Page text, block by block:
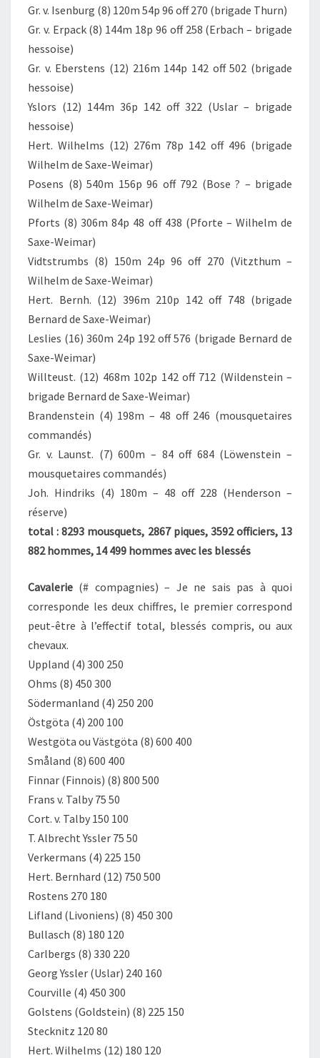
Gr. v. Isenburg (8) 120m 54p 96 off 270 (brigade Thurn)
Gr. v. Erpack (8) 144m 18p 96 off 258 (Erbach – brigade
hessoise)
Gr. v. Eberstens (12) 216m 144p 142 off 502 (brigade
hessoise)
Yslors (12) 144m 36p 142 off 322 (Uslar – brigade
hessoise)
Hert. Wilhelms (12) 276m 78p 142 off 496 (brigade
Wilhelm de Saxe-Weimar)
Posens (8) 540m 156p 96 off 792 (Bose ? – brigade
Wilhelm de Saxe-Weimar)
Pforts (8) 306m 84p 48 off 438 (Pforte – Wilhelm de
Saxe-Weimar)
Vidtstrumbs (8) 150m 24p 96 off 270 (Vitzthum –
Wilhelm de Saxe-Weimar)
Hert. Bernh. (12) 396m 210p 142 off 748 (brigade
Bernard de Saxe-Weimar)
Leslies (16) 360m 24p 192 off 576 (brigade Bernard de
Saxe-Weimar)
Willteust. (12) 468m 102p 142 off 712 (Wildenstein –
brigade Bernard de Saxe-Weimar)
Brandenstein (4) 198m – 48 off 246 (mousquetaires
commandés)
Gr. v. Launst. (7) 600m – 84 off 684 (Löwenstein –
mousquetaires commandés)
Joh. Hindriks (4) 180m – 48 off 228 (Henderson –
réserve)
total : 8293 mousquets, 2867 piques, 3592 officiers, 13
882 hommes, 14 499 hommes avec les blessés
Cavalerie (# compagnies) – Je ne sais pas à quoi
corresponde les deux chiffres, le premier correspond
peut-être à l’effectif total, blessés compris, ou aux
chevaux.
Uppland (4) 300 250
Ohms (8) 450 300
Södermanland (4) 250 200
Östgöta (4) 200 100
Westgöta ou Västgöta (8) 600 400
Småland (8) 600 400
Finnar (Finnois) (8) 800 500
Frans v. Talby 75 50
Cort. v. Talby 150 100
T. Albrecht Yssler 75 50
Verkermans (4) 225 150
Hert. Bernhard (12) 750 500
Rostens 270 180
Lifland (Livoniens) (8) 450 300
Bullasch (8) 180 120
Carlbergs (8) 330 220
Georg Yssler (Uslar) 240 160
Courville (4) 450 300
Golstens (Goldstein) (8) 225 150
Stecknitz 120 80
Hert. Wilhelms (12) 180 120